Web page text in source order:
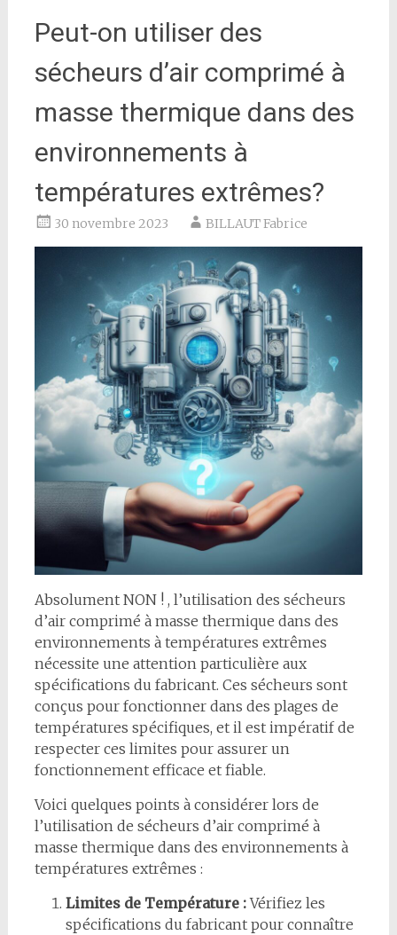
Peut-on utiliser des
sécheurs d’air comprimé à
masse thermique dans des
environnements à
températures extrêmes?
30 novembre 2023 BILLAUT Fabrice
Absolument NON ! , l’utilisation des sécheurs
d’air comprimé à masse thermique dans des
environnements à températures extrêmes
nécessite une attention particulière aux
spécifications du fabricant. Ces sécheurs sont
conçus pour fonctionner dans des plages de
températures spécifiques, et il est impératif de
respecter ces limites pour assurer un
fonctionnement efficace et fiable.
Voici quelques points à considérer lors de
l’utilisation de sécheurs d’air comprimé à
masse thermique dans des environnements à
températures extrêmes :
Limites de Température :Vérifiez les
spécifications du fabricant pour connaître